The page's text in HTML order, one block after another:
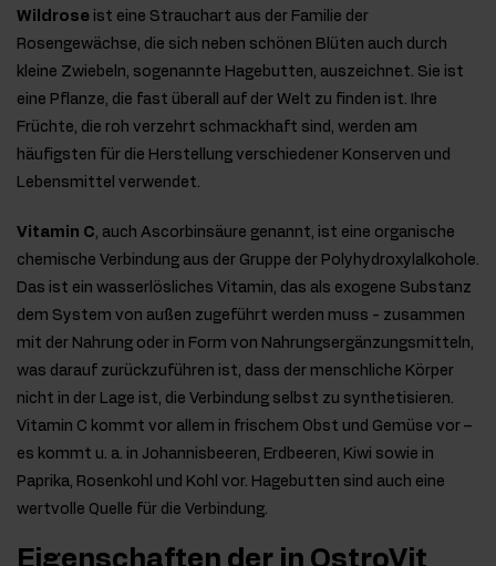
Wildrose ist eine Strauchart aus der Familie der
Rosengewächse, die sich neben schönen Blüten auch durch
kleine Zwiebeln, sogenannte Hagebutten, auszeichnet. Sie ist
eine Pflanze, die fast überall auf der Welt zu finden ist. Ihre
Früchte, die roh verzehrt schmackhaft sind, werden am
häufigsten für die Herstellung verschiedener Konserven und
Lebensmittel verwendet.
Vitamin C, auch Ascorbinsäure genannt, ist eine organische
chemische Verbindung aus der Gruppe der Polyhydroxylalkohole.
Das ist ein wasserlösliches Vitamin, das als exogene Substanz
dem System von außen zugeführt werden muss - zusammen
mit der Nahrung oder in Form von Nahrungsergänzungsmitteln,
was darauf zurückzuführen ist, dass der menschliche Körper
nicht in der Lage ist, die Verbindung selbst zu synthetisieren.
Vitamin C kommt vor allem in frischem Obst und Gemüse vor –
es kommt u. a. in Johannisbeeren, Erdbeeren, Kiwi sowie in
Paprika, Rosenkohl und Kohl vor. Hagebutten sind auch eine
wertvolle Quelle für die Verbindung.
Eigenschaften der in OstroVit